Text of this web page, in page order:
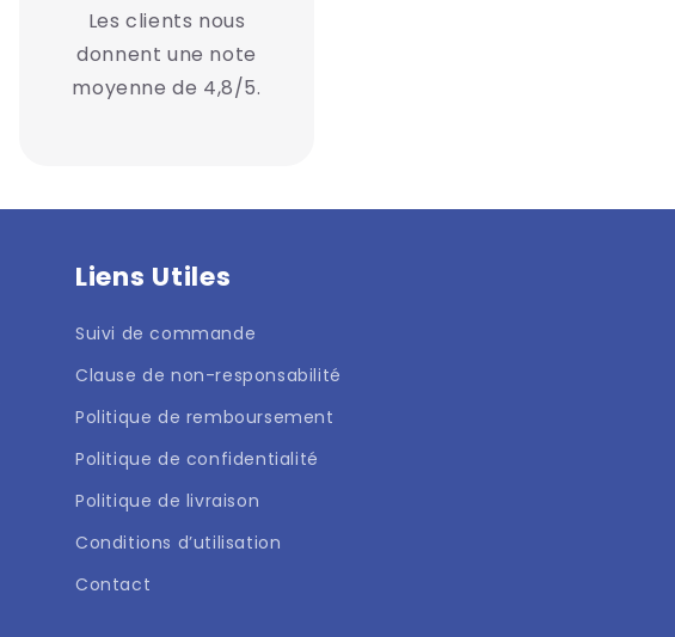
Les clients nous
donnent une note
moyenne de 4,8/5.
Liens Utiles
Suivi de commande
Clause de non-responsabilité
Politique de remboursement
Politique de confidentialité
Politique de livraison
Conditions d’utilisation
Contact